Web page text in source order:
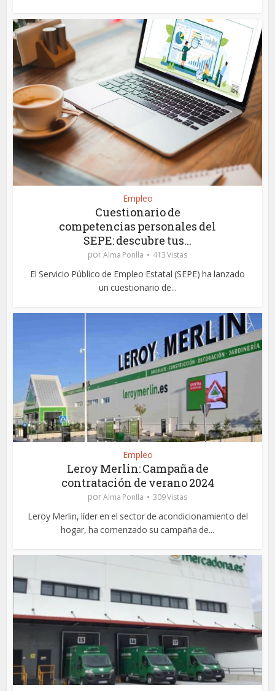
Empleo
Cuestionario de
competencias personales del
SEPE: descubre tus...
porAlma Ponlla 413 Vistas
El Servicio Público de Empleo Estatal (SEPE) ha lanzado
un cuestionario de...
Empleo
Leroy Merlin: Campaña de
contratación de verano 2024
porAlma Ponlla 309 Vistas
Leroy Merlin, líder en el sector de acondicionamiento del
hogar, ha comenzado su campaña de...